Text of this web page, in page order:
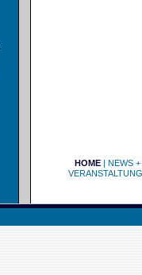
HOME| NEWS